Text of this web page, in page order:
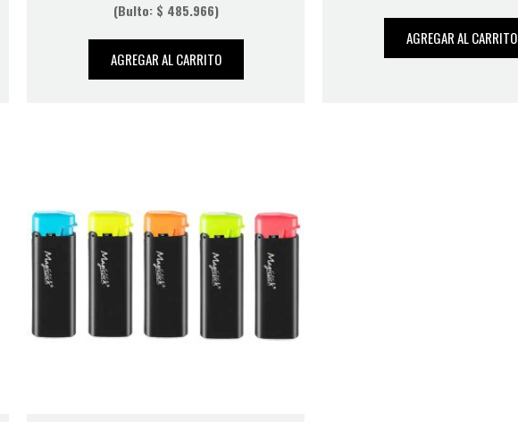
(Bulto: $ 485.966)
AGREGAR AL CARRITO
AGREGAR AL CARRITO